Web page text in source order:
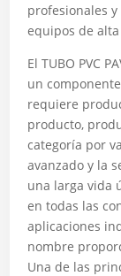
profesionales
equipos de
El TUBO PVC
un
requiere
producto,
categoría por
avanzado y la
una larga vida
en todas las
aplicaciones
nombre
Una de las